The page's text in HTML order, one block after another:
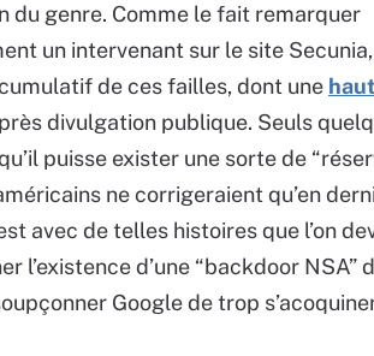
du genre. Comme le fait remarquer
un intervenant sur le site
de ces failles, dont une
divulgation publique. Seuls
puisse exister une sorte de
ne corrigeraient qu’en
avec de telles histoires que l’on
l’existence d’une “backdoor
Google de trop